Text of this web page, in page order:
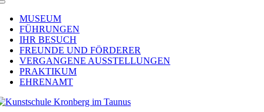
Toggle
NavigationMUSEUM
FÜHRUNGEN
IHR BESUCH
FREUNDE UND FÖRDERER
VERGANGENE AUSSTELLUNGEN
PRAKTIKUM
EHRENAMT